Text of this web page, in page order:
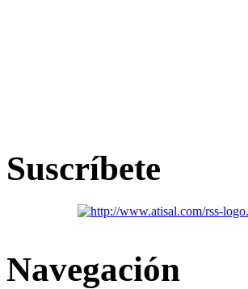
Suscríbete
Navegación